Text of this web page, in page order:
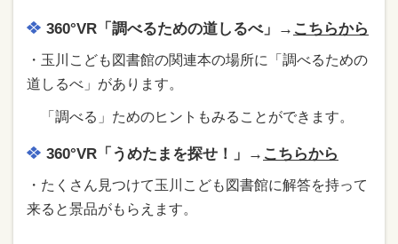
360°VR「調べるための道しるべ」→ こちらから
・玉川こども図書館の関連本の場所に「調べるための
道しるべ」があります。
「調べる」ためのヒントもみることができます。
360°VR「うめたまを探せ！」→ こちらから
・たくさん見つけて玉川こども図書館に解答を持って
来ると景品がもらえます。